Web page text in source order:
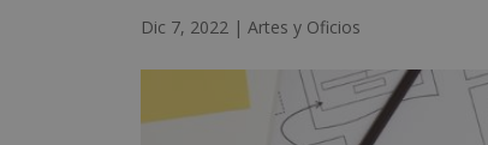
Dic 7, 2022 | Artes y Oficios